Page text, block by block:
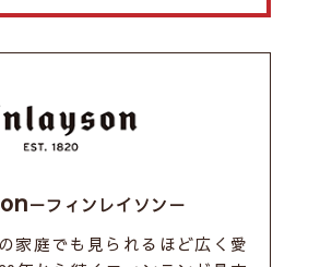
－フィンレイソン－
家庭でも見られるほど広く愛